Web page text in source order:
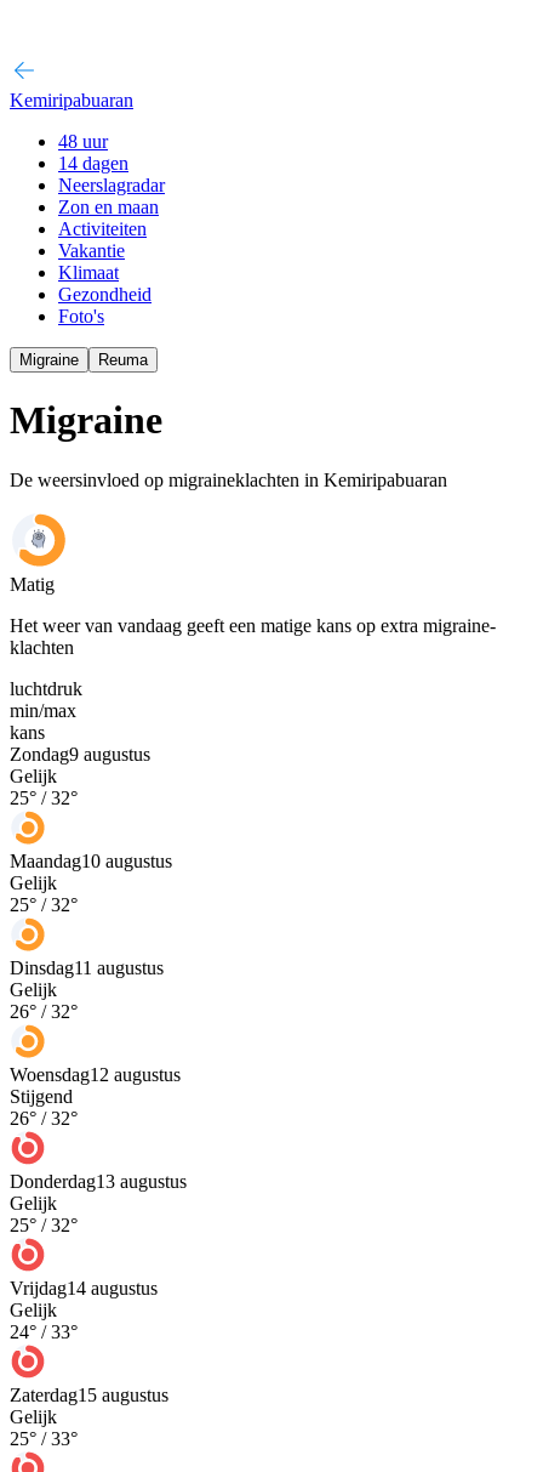
Kemiripabuaran
48 uur
14 dagen
Neerslagradar
Zon en maan
Activiteiten
Vakantie
Klimaat
Gezondheid
Foto's
Migraine Reuma
Migraine
De weersinvloed op migraineklachten in Kemiripabuaran
Matig
Het weer van vandaag geeft een matige kans op extra migraine-
klachten
luchtdruk
min/max
kans
Zondag9 augustus
Gelijk
25° /32°
Maandag10 augustus
Gelijk
25° /32°
Dinsdag11 augustus
Gelijk
26° /32°
Woensdag12 augustus
Stijgend
26° /32°
Donderdag13 augustus
Gelijk
25° /32°
Vrijdag14 augustus
Gelijk
24° /33°
Zaterdag15 augustus
Gelijk
25° /33°